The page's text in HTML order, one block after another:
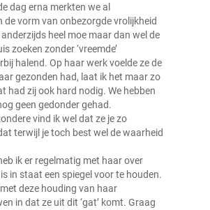
dag erna merkten we al
de vorm van onbezorgde vrolijkheid
heel moe maar dan wel de
zoeken zonder ‘vreemde’
halend. Op haar werk voelde ze de
gezonden had, laat ik het maar zo
had zij ook hard nodig. We hebben
geen gedonder gehad.
vind ik wel dat ze je zo
terwijl je toch best wel de waarheid
ik er regelmatig met haar over
in staat een spiegel voor te houden.
deze houding van haar
in dat ze uit dit ‘gat’ komt. Graag